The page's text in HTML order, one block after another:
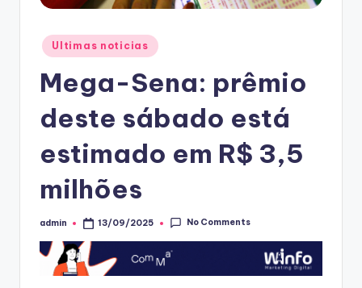
Posted
in
Ultimas noticias
Mega-Sena: prêmio
deste sábado está
estimado em R$ 3,5
milhões
Posted
admin 13/09/2025 No Comments